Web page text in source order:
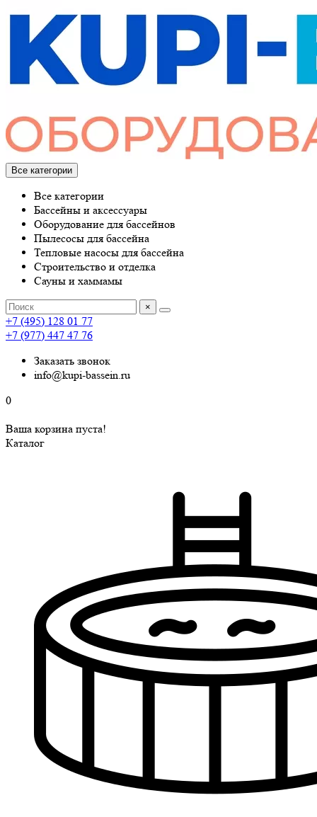
Все категории
Все категории
Бассейны и аксессуары
Оборудование для бассейнов
Пылесосы для бассейна
Тепловые насосы для бассейна
Строительство и отделка
Сауны и хаммамы
×
+7 (495) 128 01 77
+7 (977) 447 47 76
Заказать звонок
info@kupi-bassein.ru
0
Ваша корзина пуста!
Каталог